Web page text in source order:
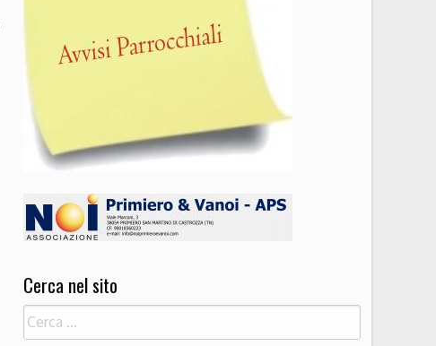
Cerca nel sito
Ricerca
per: